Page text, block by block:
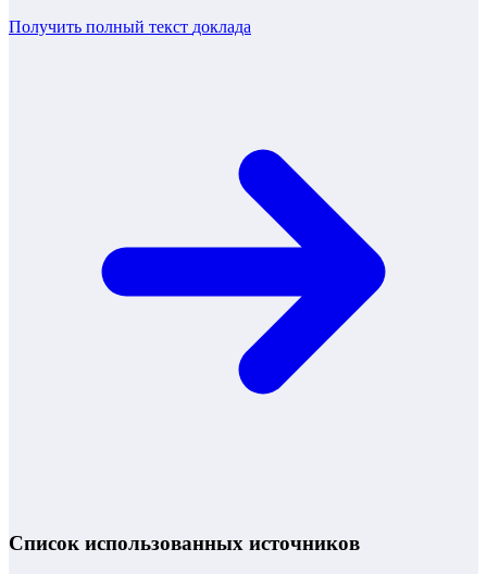
Получить полный текст доклада
Список использованных источников